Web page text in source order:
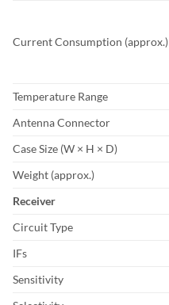
Current Consumption (approx.)
Temperature Range
Antenna Connector
Case Size (W × H × D)
Weight (approx.)
Receiver
Circuit Type
IFs
Sensitivity